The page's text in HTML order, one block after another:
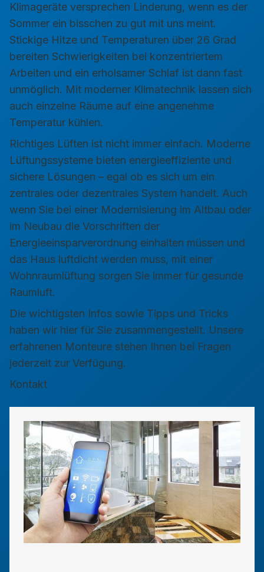
Klimageräte versprechen Linderung, wenn es der
Sommer ein bisschen zu gut mit uns meint.
Stickige Hitze und Temperaturen über 26 Grad
bereiten Schwierigkeiten bei konzentriertem
Arbeiten und ein erholsamer Schlaf ist dann fast
unmöglich. Mit moderner Klimatechnik lassen sich
auch einzelne Räume auf eine angenehme
Temperatur kühlen.
Richtiges Lüften ist nicht immer einfach. Moderne
Lüftungssysteme bieten energieeffiziente und
sichere Lösungen – egal ob es sich um ein
zentrales oder dezentrales System handelt. Auch
wenn Sie bei einer Modernisierung im Altbau oder
im Neubau die Vorschriften der
Energieeinsparverordnung einhalten müssen und
das Haus luftdicht werden muss, mit einer
Wohnraumlüftung sorgen Sie immer für gesunde
Raumluft.
Die wichtigsten Infos sowie Tipps und Tricks
haben wir hier für Sie zusammengestellt. Unsere
erfahrenen Monteure stehen Ihnen bei Fragen
jederzeit zur Verfügung.
Kontakt